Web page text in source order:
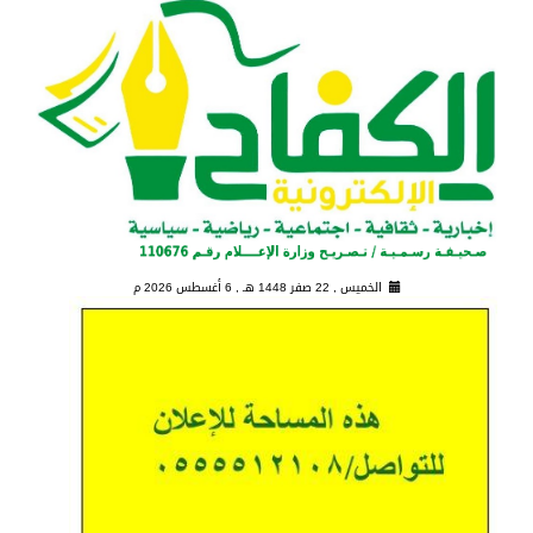
الخميس , 22 صفر 1448 هـ , 6 أغسطس 2026 م